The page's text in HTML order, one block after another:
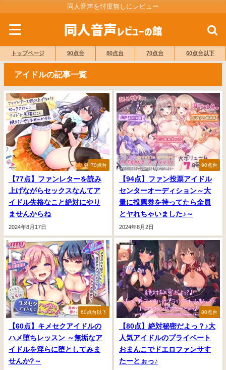
同人音声を忖度無しにレビュー
トップページ 90点台 80点台 70点台 60点台以下
アイドルの記事一覧
70点台
【77点】ファンレターを読み
上げながらセックスなんてア
イドル失格なこと絶対にやり
ませんからね
2024年8月17日
90点台
【94点】ファン投票アイドル
センターオーディション～大
量に投票券を持ってたら全員
とヤれちゃいました♪～
2024年8月2日
60点台以下
【60点】キメセクアイドルの
ハメ堕ちレッスン ～無垢なア
イドルを淫らに堕としてみま
せんか?～
80点台
【80点】絶対秘密だよっ？♪大
人気アイドルのプライベート
おまんこでドエロファンサす
たーとぉっ♪